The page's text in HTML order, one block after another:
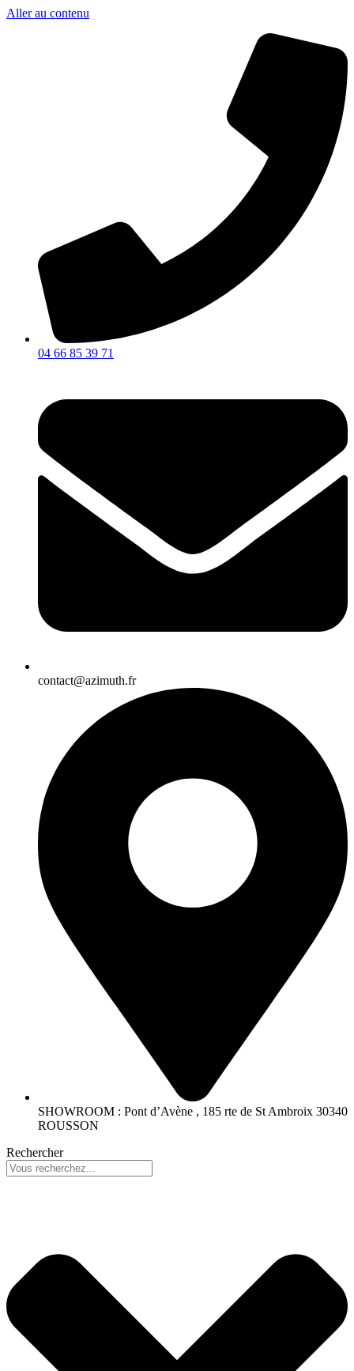
Aller au contenu
04 66 85 39 71
contact@azimuth.fr
SHOWROOM : Pont d’Avène , 185 rte de St Ambroix 30340
ROUSSON
Rechercher